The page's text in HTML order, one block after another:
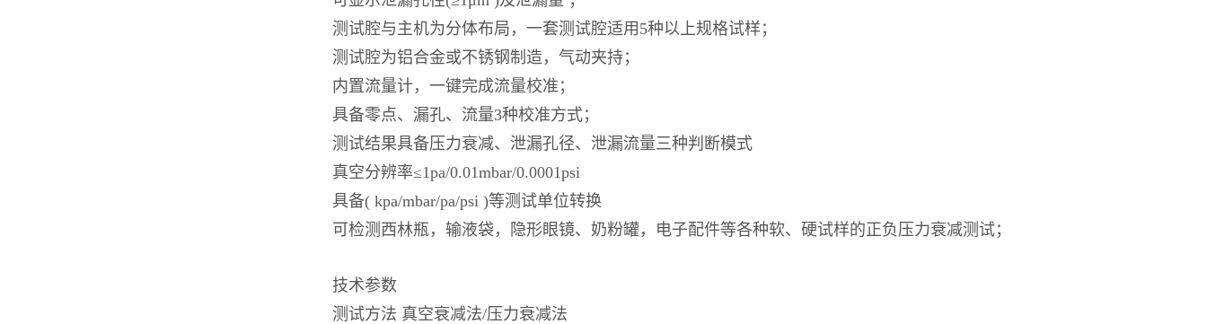
测试腔与主机为分体布局，一套测试腔适用5种以上规格试样；
测试腔为铝合金或不锈钢制造，气动夹持；
内置流量计，一键完成流量校准；
具备零点、漏孔、流量3种校准方式；
测试结果具备压力衰减、泄漏孔径、泄漏流量三种判断模式
真空分辨率≤1pa/0.01mbar/0.0001psi
具备( kpa/mbar/pa/psi )等测试单位转换
可检测西林瓶，输液袋，隐形眼镜、奶粉罐，电子配件等各种软、硬试样的正负压力衰减测试；
技术参数
测试方法 真空衰减法/压力衰减法